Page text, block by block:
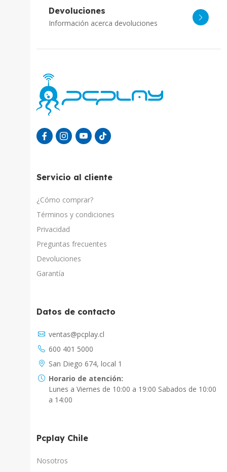
Devoluciones
Información acerca devoluciones
Servicio al cliente
¿Cómo comprar?
Términos y condiciones
Privacidad
Preguntas frecuentes
Devoluciones
Garantía
Datos de contacto
ventas@pcplay.cl
600 401 5000
San Diego 674, local 1
Horario de atención:
Lunes a Viernes de 10:00 a 19:00 Sabados de 10:00
a 14:00
Pcplay Chile
Nosotros
Respuesta inmediata con IA
PcPlay Santiago / Web
Hola soy Freddy, en que puedo ayudarte...
PcPlay Santiago / Tienda
PCPlay Osorno